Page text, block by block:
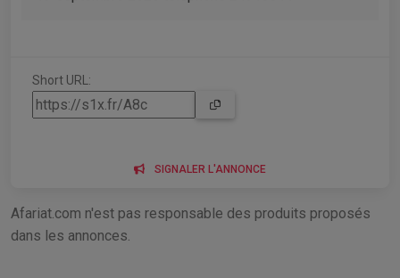
Short URL:
SIGNALER L'ANNONCE
Afariat.com n'est pas responsable des produits proposés
dans les annonces.